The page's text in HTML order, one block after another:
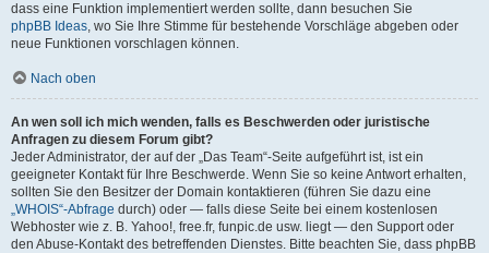
dass eine Funktion implementiert werden sollte, dann besuchen Sie
phpBB Ideas, wo Sie Ihre Stimme für bestehende Vorschläge abgeben oder
neue Funktionen vorschlagen können.
Nach oben
An wen soll ich mich wenden, falls es Beschwerden oder juristische
Anfragen zu diesem Forum gibt?
Jeder Administrator, der auf der „Das Team“-Seite aufgeführt ist, ist ein
geeigneter Kontakt für Ihre Beschwerde. Wenn Sie so keine Antwort erhalten,
sollten Sie den Besitzer der Domain kontaktieren (führen Sie dazu eine
„WHOIS“-Abfrage durch) oder — falls diese Seite bei einem kostenlosen
Webhoster wie z. B. Yahoo!, free.fr, funpic.de usw. liegt — den Support oder
den Abuse-Kontakt des betreffenden Dienstes. Bitte beachten Sie, dass phpBB